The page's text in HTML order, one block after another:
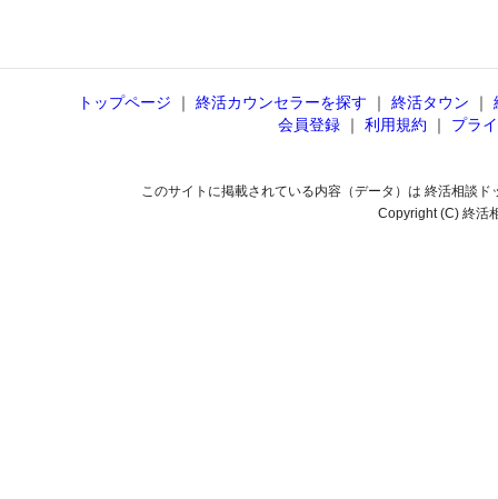
トップページ ｜ 終活カウンセラーを探す ｜ 終活タウン ｜
会員登録 ｜ 利用規約 ｜ プラ
このサイトに掲載されている内容（データ）は 終活相談
Copyright (C) 終活